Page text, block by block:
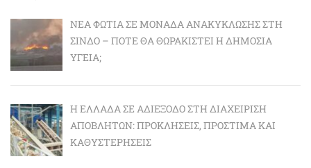
ΝΈΑ ΦΩΤΙΆ ΣΕ ΜΟΝΆΔΑ ΑΝΑΚΎΚΛΩΣΗΣ ΣΤΗ
ΣΊΝΔΟ – ΠΌΤΕ ΘΑ ΘΩΡΑΚΙΣΤΕΊ Η ΔΗΜΌΣΙΑ
ΥΓΕΊΑ;
Η ΕΛΛΆΔΑ ΣΕ ΑΔΙΈΞΟΔΟ ΣΤΗ ΔΙΑΧΕΊΡΙΣΗ
ΑΠΟΒΛΉΤΩΝ: ΠΡΟΚΛΉΣΕΙΣ, ΠΡΌΣΤΙΜΑ ΚΑΙ
ΚΑΘΥΣΤΕΡΉΣΕΙΣ